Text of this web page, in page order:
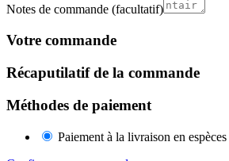
Notes de commande (facultatif)
Votre commande
Récaputilatif de la commande
Méthodes de paiement
Paiement à la livraison en espèces